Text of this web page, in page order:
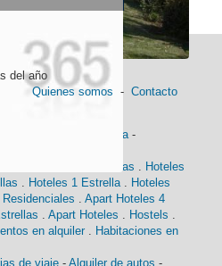
del año
Quienes somos - Contacto
Historia -
Hoteles 4 Estrellas
Hoteles
Hoteles 1 Estrella
Hoteles
Residenciales
Apart Hoteles 4
Apart Hoteles Hostels
en alquiler
Habitaciones en
de viaje - Alquiler de autos -